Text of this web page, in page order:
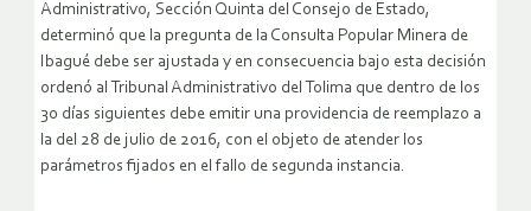
Administrativo, Sección Quinta del Consejo de Estado,
determinó que la pregunta de la Consulta Popular Minera de
Ibagué debe ser ajustada y en consecuencia bajo esta decisión
ordenó al Tribunal Administrativo del Tolima que dentro de los
30 días siguientes debe emitir una providencia de reemplazo a
la del 28 de julio de 2016, con el objeto de atender los
parámetros fijados en el fallo de segunda instancia.